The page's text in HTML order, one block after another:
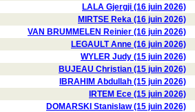
LALA Gjergji (16 juin 2026)
MIRTSE Reka (16 juin 2026)
VAN BRUMMELEN Reinier (16 juin 2026)
LEGAULT Anne (16 juin 2026)
WYLER Judy (15 juin 2026)
BUJEAU Christian (15 juin 2026)
IBRAHIM Abdullah (15 juin 2026)
IRTEM Ece (15 juin 2026)
DOMARSKI Stanislaw (15 juin 2026)